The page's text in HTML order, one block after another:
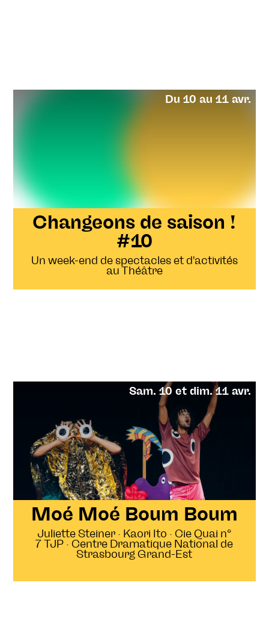
Changeons de saison ! #10
Du 10 au 11 avr.
Changeons de saison !
#10
Un week-end de spectacles et d'activités
au Théâtre
Sam. 10 et dim. 11 avr.
Moé Moé Boum Boum
Juliette Steiner · Kaori Ito · Cie Quai n°
7 TJP · Centre Dramatique National de
Strasbourg Grand-Est